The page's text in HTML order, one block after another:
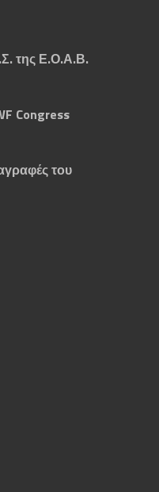
της Ε.Ο.Α.Β.
Congress
του